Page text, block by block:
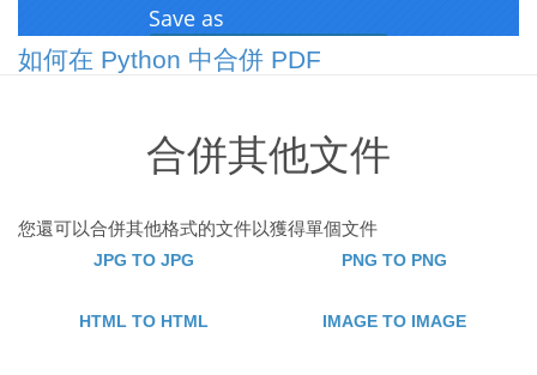
如何在 Python 中合併 PDF
合併其他文件
您還可以合併其他格式的文件以獲得單個文件
JPG TO JPG PNG TO PNG
HTML TO HTML IMAGE TO IMAGE